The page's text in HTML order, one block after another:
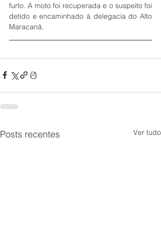
furto. A moto foi recuperada e o suspeito foi
detido e encaminhado à delegacia do Alto
Maracanã.
Posts recentes Ver tudo